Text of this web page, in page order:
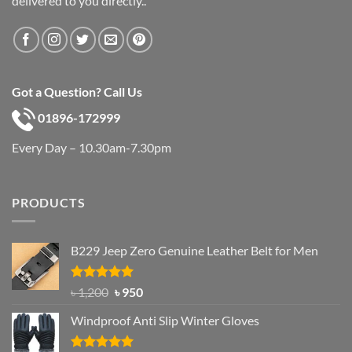
Got a Question? Call Us
01896-172999
Every Day – 10.30am-7.30pm
PRODUCTS
B229 Jeep Zero Genuine Leather Belt for Men
Rated4.92
out of 5
৳1,200 Original
was:
৳ 1,200.
৳950Current
is:
Windproof Anti Slip Winter Gloves